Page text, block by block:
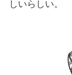
しいらしい。